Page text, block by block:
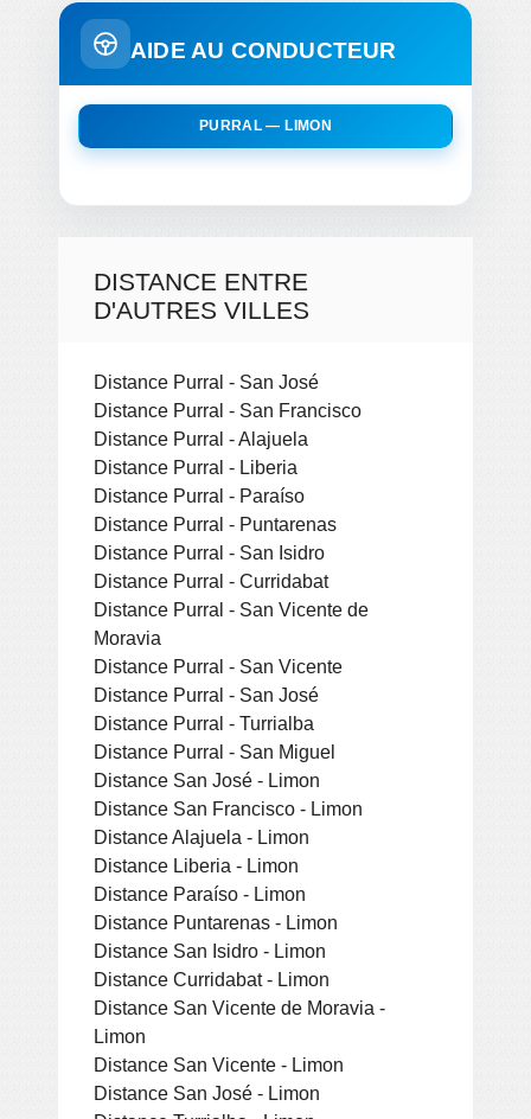
AIDE AU CONDUCTEUR
PURRAL — LIMON
DISTANCE ENTRE
D'AUTRES VILLES
Distance Purral - San José
Distance Purral - San Francisco
Distance Purral - Alajuela
Distance Purral - Liberia
Distance Purral - Paraíso
Distance Purral - Puntarenas
Distance Purral - San Isidro
Distance Purral - Curridabat
Distance Purral - San Vicente de
Moravia
Distance Purral - San Vicente
Distance Purral - San José
Distance Purral - Turrialba
Distance Purral - San Miguel
Distance San José - Limon
Distance San Francisco - Limon
Distance Alajuela - Limon
Distance Liberia - Limon
Distance Paraíso - Limon
Distance Puntarenas - Limon
Distance San Isidro - Limon
Distance Curridabat - Limon
Distance San Vicente de Moravia -
Limon
Distance San Vicente - Limon
Distance San José - Limon